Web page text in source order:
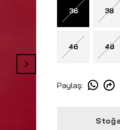
36 38
46 48
Paylaş: